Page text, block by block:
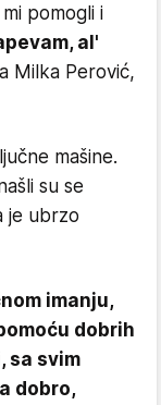
pomogli i
al'
Milka Perović,
mašine.
su se
je ubrzo
imanju,
dobrih
sa svim
dobro,